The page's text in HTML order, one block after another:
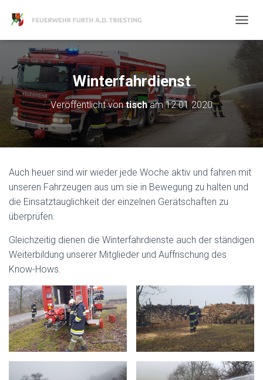
A
V
A
I
O
C
H
N
Winterfahrdienst
Veröffentlicht vontischam12.01.2020
Auch heuer sind wir wieder jede Woche aktiv und fahren mit
unseren Fahrzeugen aus um sie in Bewegung zu halten und
die Einsatztauglichkeit der einzelnen Gerätschaften zu
überprüfen.
Gleichzeitig dienen die Winterfahrdienste auch der ständigen
Weiterbildung unserer Mitglieder und Auffrischung des
Know-Hows.